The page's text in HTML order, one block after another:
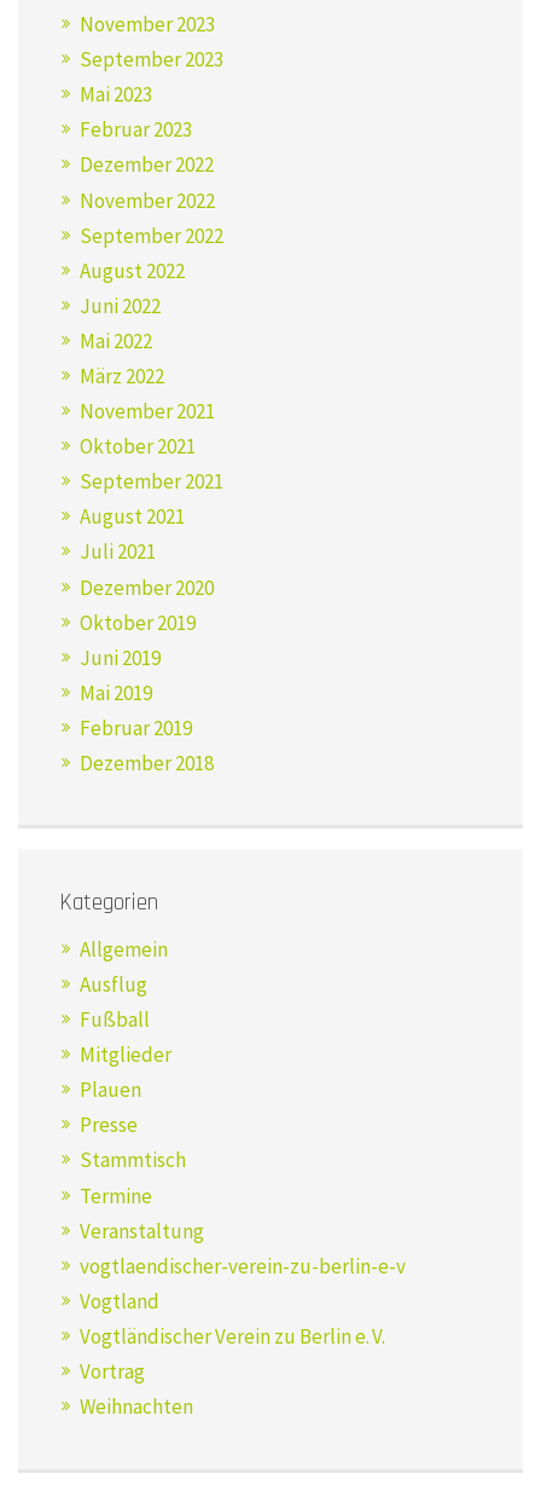
November 2023
September 2023
Mai 2023
Februar 2023
Dezember 2022
November 2022
September 2022
August 2022
Juni 2022
Mai 2022
März 2022
November 2021
Oktober 2021
September 2021
August 2021
Juli 2021
Dezember 2020
Oktober 2019
Juni 2019
Mai 2019
Februar 2019
Dezember 2018
Kategorien
Allgemein
Ausflug
Fußball
Mitglieder
Plauen
Presse
Stammtisch
Termine
Veranstaltung
vogtlaendischer-verein-zu-berlin-e-v
Vogtland
Vogtländischer Verein zu Berlin e. V.
Vortrag
Weihnachten